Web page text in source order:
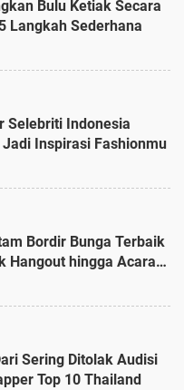
Bulu Ketiak Secara
Langkah Sederhana
Selebriti Indonesia
Inspirasi Fashionmu
Bordir Bunga Terbaik
Hangout hingga Acara
Sering Ditolak Audisi
Top 10 Thailand